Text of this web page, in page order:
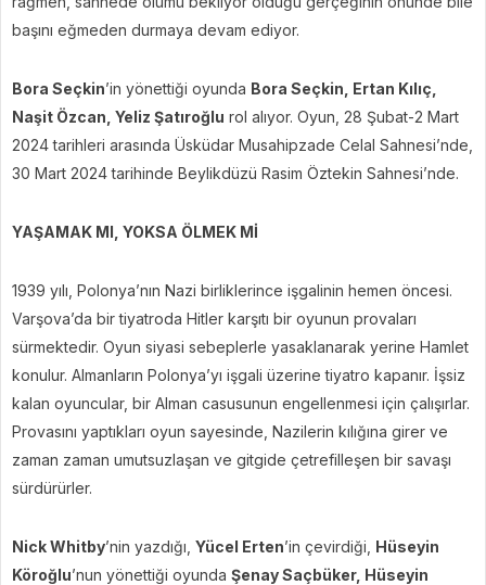
başını eğmeden durmaya devam ediyor.
Bora Seçkin’in yönettiği oyunda Bora Seçkin, Ertan Kılıç,
Naşit Özcan, Yeliz Şatıroğlu rol alıyor. Oyun, 28 Şubat-2 Mart
2024 tarihleri arasında Üsküdar Musahipzade Celal Sahnesi’nde,
30 Mart 2024 tarihinde Beylikdüzü Rasim Öztekin Sahnesi’nde.
YAŞAMAK MI, YOKSA ÖLMEK Mİ
1939 yılı, Polonya’nın Nazi birliklerince işgalinin hemen öncesi.
Varşova’da bir tiyatroda Hitler karşıtı bir oyunun provaları
sürmektedir. Oyun siyasi sebeplerle yasaklanarak yerine Hamlet
konulur. Almanların Polonya’yı işgali üzerine tiyatro kapanır. İşsiz
kalan oyuncular, bir Alman casusunun engellenmesi için çalışırlar.
Provasını yaptıkları oyun sayesinde, Nazilerin kılığına girer ve
zaman zaman umutsuzlaşan ve gitgide çetrefilleşen bir savaşı
sürdürürler.
Nick Whitby’nin yazdığı, Yücel Erten’in çevirdiği, Hüseyin
Köroğlu’nun yönettiği oyunda Şenay Saçbüker, Hüseyin